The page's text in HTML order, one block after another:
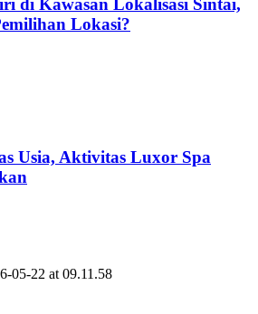
di Kawasan Lokalisasi Sintai,
Lokasi?
Usia, Aktivitas Luxor Spa